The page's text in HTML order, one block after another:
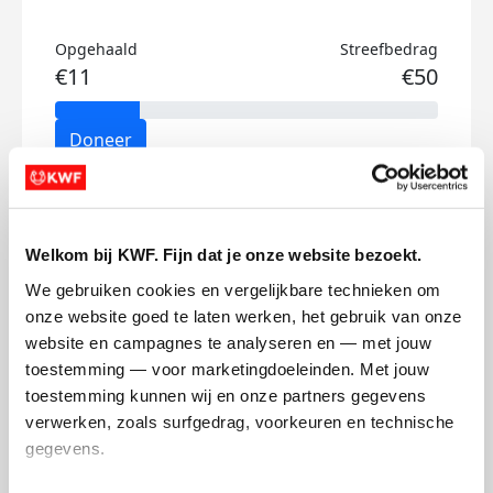
Welkom bij KWF. Fijn dat je onze website bezoekt.
We gebruiken cookies en vergelijkbare technieken om
onze website goed te laten werken, het gebruik van onze
website en campagnes te analyseren en — met jouw
toestemming — voor marketingdoeleinden. Met jouw
toestemming kunnen wij en onze partners gegevens
verwerken, zoals surfgedrag, voorkeuren en technische
gegevens.
Opgehaald
€11
Streefbedrag
€50
Doneer
Noa's badges